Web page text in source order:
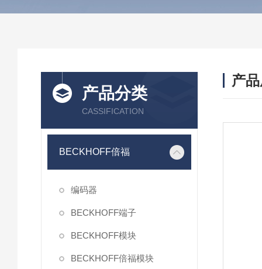
产品分类
CASSIFICATION
BECKHOFF倍福
编码器
BECKHOFF端子
BECKHOFF模块
BECKHOFF倍福模块
产